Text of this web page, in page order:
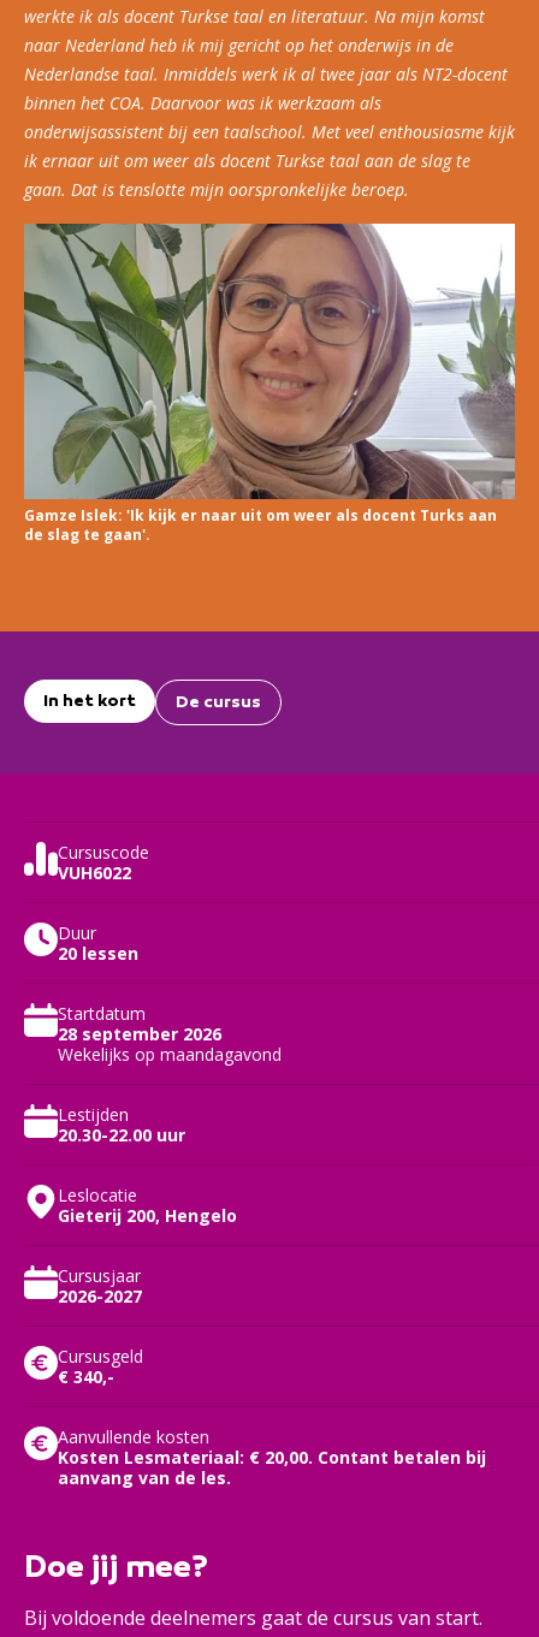
werkte ik als docent Turkse taal en literatuur. Na mijn komst
naar Nederland heb ik mij gericht op het onderwijs in de
Nederlandse taal. Inmiddels werk ik al twee jaar als NT2-docent
binnen het COA. Daarvoor was ik werkzaam als
onderwijsassistent bij een taalschool. Met veel enthousiasme kijk
ik ernaar uit om weer als docent Turkse taal aan de slag te
gaan. Dat is tenslotte mijn oorspronkelijke beroep.
Gamze Islek: 'Ik kijk er naar uit om weer als docent Turks aan
de slag te gaan'.
In het kort De cursus
Cursuscode
VUH6022
Duur
20 lessen
Startdatum
28 september 2026
Wekelijks op maandagavond
Lestijden
20.30-22.00 uur
Leslocatie
Gieterij 200, Hengelo
Cursusjaar
2026-2027
Cursusgeld
€ 340,-
Aanvullende kosten
Kosten Lesmateriaal: € 20,00. Contant betalen bij
aanvang van de les.
Doe jij mee?
Bij voldoende deelnemers gaat de cursus van start.